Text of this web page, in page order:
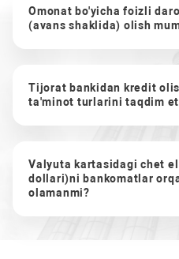
Omonat bo'yicha foizli
(avans shaklida) olish
Tijorat bankidan kredit
ta'minot turlarini taqdim
Valyuta kartasidagi chet
dollari)ni bankomatlar
olamanmi?